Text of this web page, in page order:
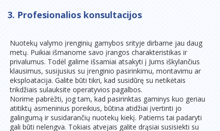
3. Profesionalios konsultacijos
Nuotekų valymo įrenginių gamybos srityje dirbame jau daug
metų. Puikiai išmanome savo įrangos charakteristikas ir
privalumus. Todėl galime išsamiai atsakyti į Jums iškylančius
klausimus, susijusius su įrenginio pasirinkimu, montavimu ar
eksploatacija. Galite būti tikri, kad susidūrę su netikėtais
trikdžiais sulauksite operatyvios pagalbos.
Norime pabrėžti, jog tam, kad pasirinktas gaminys kuo geriau
atitiktų asmeninius poreikius, būtina atidžiai įvertinti jo
galingumą ir susidarančių nuotekų kiekį. Patiems tai padaryti
gali būti nelengva. Tokiais atvejais galite drąsiai susisiekti su